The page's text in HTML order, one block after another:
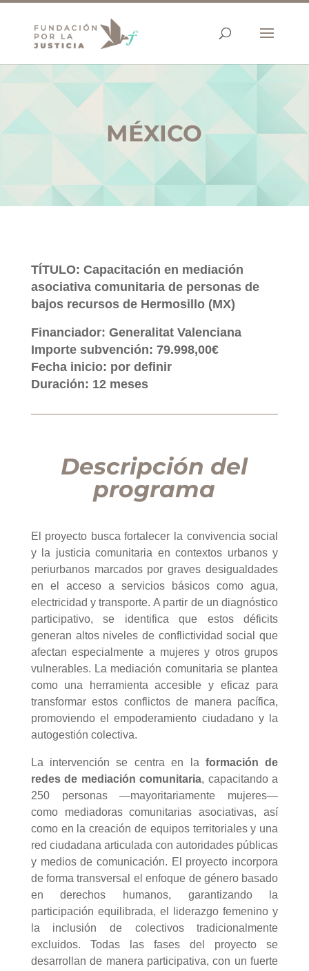
MÉXICO
TÍTULO: Capacitación en mediación
asociativa comunitaria de personas de
bajos recursos de Hermosillo (MX)
Financiador: Generalitat Valenciana
Importe subvención: 79.998,00€
Fecha inicio: por definir
Duración: 12 meses
Descripción del
programa
El proyecto busca fortalecer la convivencia social
y la justicia comunitaria en contextos urbanos y
periurbanos marcados por graves desigualdades
en el acceso a servicios básicos como agua,
electricidad y transporte. A partir de un diagnóstico
participativo, se identifica que estos déficits
generan altos niveles de conflictividad social que
afectan especialmente a mujeres y otros grupos
vulnerables. La mediación comunitaria se plantea
como una herramienta accesible y eficaz para
transformar estos conflictos de manera pacífica,
promoviendo el empoderamiento ciudadano y la
autogestión colectiva.
La intervención se centra en la formación de
redes de mediación comunitaria, capacitando a
250 personas —mayoritariamente mujeres—
como mediadoras comunitarias asociativas, así
como en la creación de equipos territoriales y una
red ciudadana articulada con autoridades públicas
y medios de comunicación. El proyecto incorpora
de forma transversal el enfoque de género basado
en derechos humanos, garantizando la
participación equilibrada, el liderazgo femenino y
la inclusión de colectivos tradicionalmente
excluidos. Todas las fases del proyecto se
desarrollan de manera participativa, con un fuerte